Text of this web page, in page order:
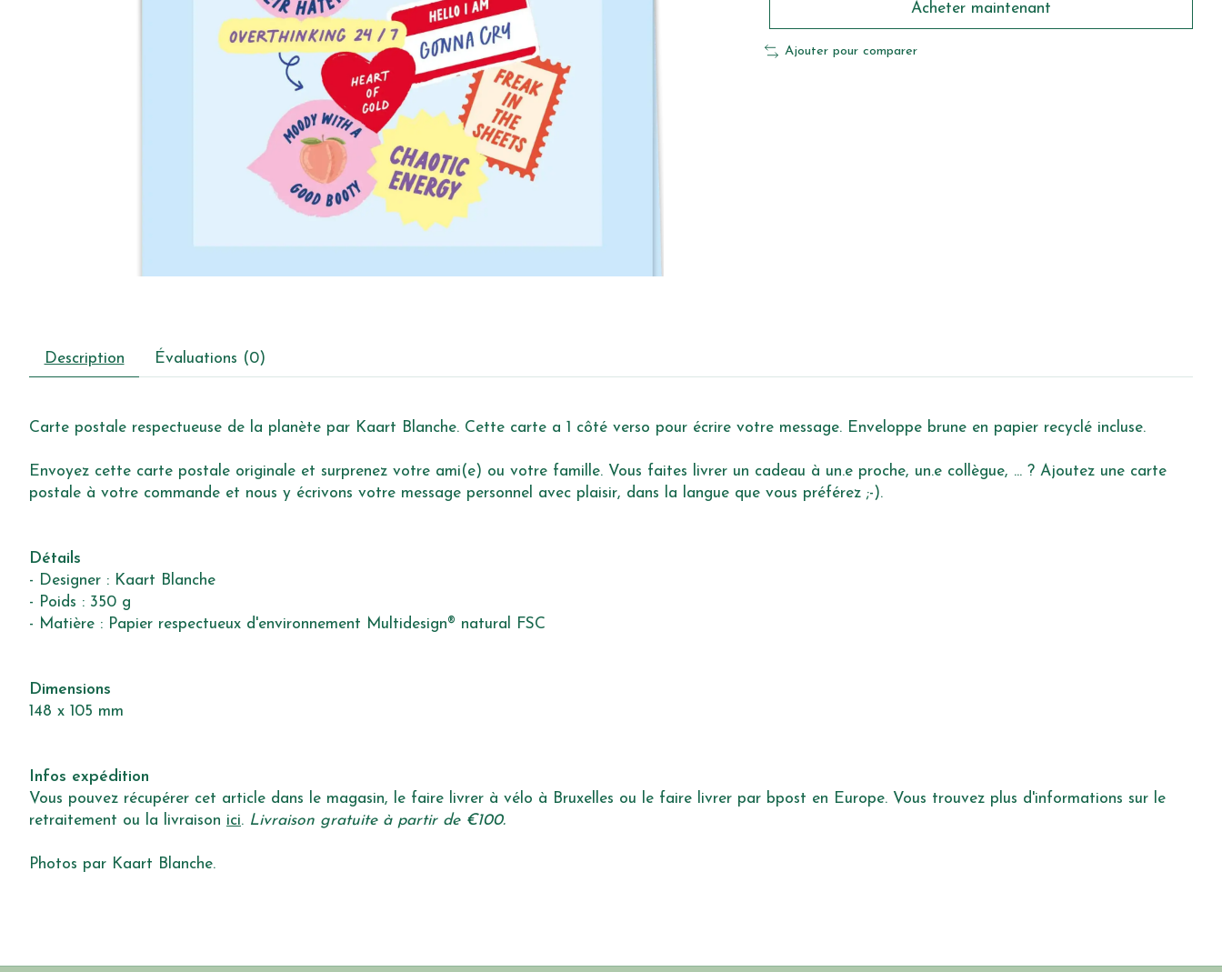
Acheter maintenant
Ajouter pour comparer
Description Évaluations (0)
Carte postale respectueuse de la planète par Kaart Blanche. Cette carte a 1 côté verso pour écrire votre message. Enveloppe brune en papier recyclé incluse.
Envoyez cette carte postale originale et surprenez votre ami(e) ou votre famille. Vous faites livrer un cadeau à un.e proche, un.e collègue, ... ? Ajoutez une carte
postale à votre commande et nous y écrivons votre message personnel avec plaisir, dans la langue que vous préférez ;-).
Détails
- Designer : Kaart Blanche
- Poids : 350 g
- Matière : Papier respectueux d'environnement Multidesign® natural FSC
Dimensions
148 x 105 mm
Infos expédition
Vous pouvez récupérer cet article dans le magasin, le faire livrer à vélo à Bruxelles ou le faire livrer par bpost en Europe. Vous trouvez plus d'informations sur le
retraitement ou la livraison ici. Livraison gratuite à partir de €100.
Photos par Kaart Blanche.